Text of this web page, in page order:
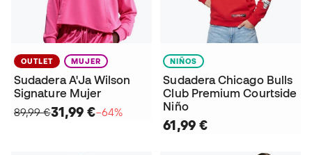
OUTLET MUJER
Sudadera A'Ja Wilson
Signature Mujer
89,99 €31,99 €−64%
NIÑOS
Sudadera Chicago Bulls
Club Premium Courtside
Niño
61,99 €